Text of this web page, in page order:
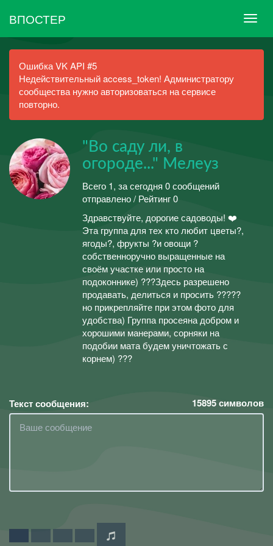
ВПОСТЕР
Ошибка VK API #5
Недействительный access_token! Администратору
сообщества нужно авторизоваться на сервисе
повторно.
"Во саду ли, в
огороде..." Мелеуз
Всего 1, за сегодня 0 сообщений
отправлено / Рейтинг 0
Здравствуйте, дорогие садоводы! ❤️
Эта группа для тех кто любит цветы?,
ягоды?, фрукты ?и овощи ?
собственноручно выращенные на
своём участке или просто на
подоконнике) ???Здесь разрешено
продавать, делиться и просить ?????
но прикрепляйте при этом фото для
удобства) Группа просеяна добром и
хорошими манерами, сорняки на
подобии мата будем уничтожать с
корнем) ???
Текст сообщения: 15895символов